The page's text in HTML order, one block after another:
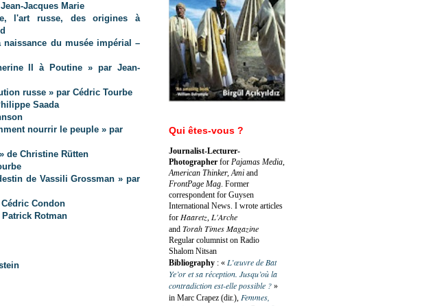
Jacques Marie
l'art russe, des origines à
naissance du musée impérial –
II à Poutine » par Jean-
russe » par Cédric Tourbe
Saada
nourrir le peuple » par
de Christine Rütten
de Vassili Grossman » par
Condon
Rotman
Qui êtes-vous ?
Journalist-Lecturer-
Photographer for Pajamas Media,
American Thinker, Ami and
FrontPage Mag. Former
correspondent for Guysen
International News. I wrote articles
for Haaretz, L'Arche
and Torah Times Magazine
Regular columnist on Radio
Shalom Nitsan
Bibliography : « L’œuvre de Bat
Ye’or et sa réception. Jusqu’où la
contradiction est-elle possible ? »
in Marc Crapez (dir.), Femmes,